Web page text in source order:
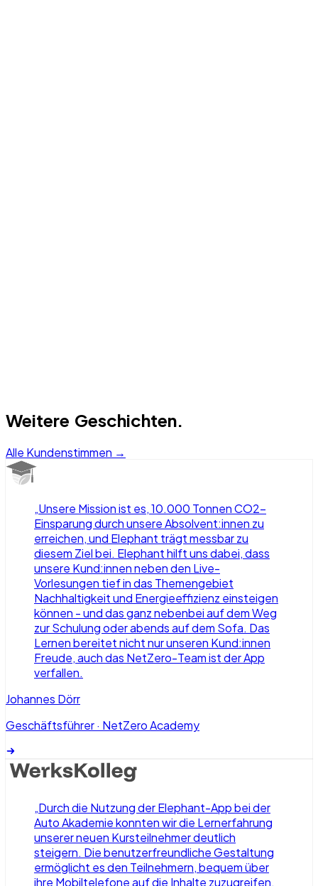
Weitere Geschichten.
Alle Kundenstimmen →
„Unsere Mission ist es, 10.000 Tonnen CO2-
Einsparung durch unsere Absolvent:innen zu
erreichen, und Elephant trägt messbar zu
diesem Ziel bei. Elephant hilft uns dabei, dass
unsere Kund:innen neben den Live-
Vorlesungen tief in das Themengebiet
Nachhaltigkeit und Energieeffizienz einsteigen
können - und das ganz nebenbei auf dem Weg
zur Schulung oder abends auf dem Sofa. Das
Lernen bereitet nicht nur unseren Kund:innen
Freude, auch das NetZero-Team ist der App
verfallen.
Johannes Dörr
Geschäftsführer· NetZero Academy
„Durch die Nutzung der Elephant-App bei der
Auto Akademie konnten wir die Lernerfahrung
unserer neuen Kursteilnehmer deutlich
steigern. Die benutzerfreundliche Gestaltung
ermöglicht es den Teilnehmern, bequem über
ihre Mobiltelefone auf die Inhalte zuzugreifen,